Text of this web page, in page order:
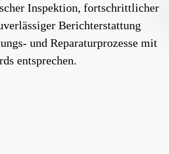
Inspektion, fortschrittlicher
Berichterstattung
und Reparaturprozesse mit
entsprechen.